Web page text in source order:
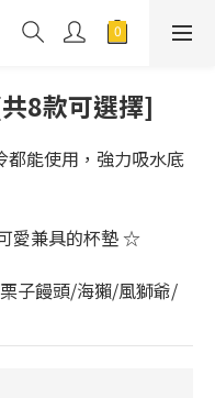
8款可選擇]
都能使用，強力吸水底
愛兼具的杯墊 ☆
子饅頭/海獺/風獅爺/